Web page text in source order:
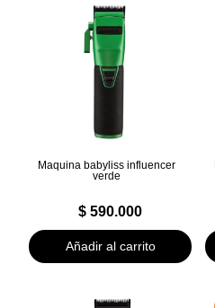
Maquina babyliss influencer
verde
$ 590.000
Añadir al carrito